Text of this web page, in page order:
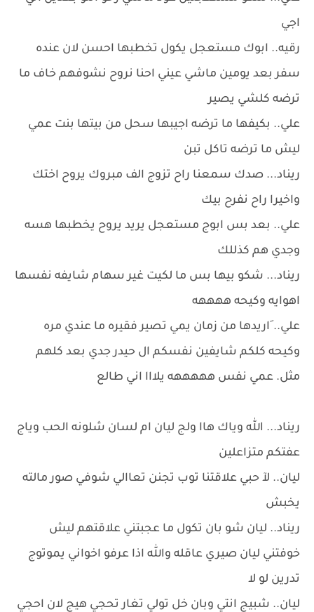
اجي
رقيه.. ابوك مستعجل يكول تخطبها احسن لان عنده
سفر بعد يومين ماشي عيني احنا نروح نشوفهم خاف ما
ترضه كلشي يصير
علي.. بكيفها ما ترضه اجيبها سحل من بيتها بنت عمي
ليش ما ترضه تاكل تبن
ريناد... صدك سمعنا راح تزوج الف مبروك يروح اختك
واخيرا راح نفرح بيك
علي.. بعد بس ابوج مستعجل يريد يروح يخطبها هسه
وجدي هم كذللك
ريناد... شكو بيها بس ما لكيت غير سهام شايفه نفسها
اهوايه وكيحه ههههه
علي.. َاريدها من زمان يمي تصير فقيره ما عندي مره
وكيحه كلكم شايفين نفسكم ال حيدر جدي بعد كلهم
مثل. عمي نفس هههههه يلااا اني طالع
ريناد... الله وياك هاا ولج ليان ام لسان شلونه الحب وياج
عفتكم متزاعلين
ليان.. لآ حبي علاقتنا توب تجنن تعاالي شوفي صور مالته
يخبش
ريناد.. ليان شو بان تكول ما عجبتني علاقتهم ليش
خوفتني ليان صيري عاقله والله اذا عرفو اخواني يموتوج
تدرين لو لا
ليان.. شبيج انتي وبان خل تولي تغار تحجي هيج لان احجي